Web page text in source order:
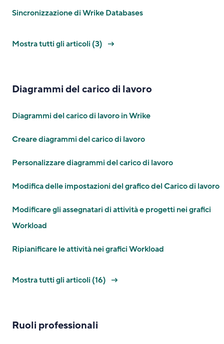
Sincronizzazione di Wrike Databases
Mostra tutti gli articoli (3)
Diagrammi del carico di lavoro
Diagrammi del carico di lavoro in Wrike
Creare diagrammi del carico di lavoro
Personalizzare diagrammi del carico di lavoro
Modifica delle impostazioni del grafico del Carico di lavoro
Modificare gli assegnatari di attività e progetti nei grafici
Workload
Ripianificare le attività nei grafici Workload
Mostra tutti gli articoli (16)
Ruoli professionali